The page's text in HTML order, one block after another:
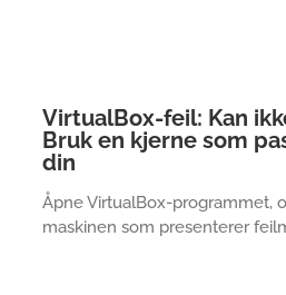
VirtualBox-feil: Kan
Bruk en kjerne som
din
Åpne VirtualBox-programmet,
maskinen som presenterer